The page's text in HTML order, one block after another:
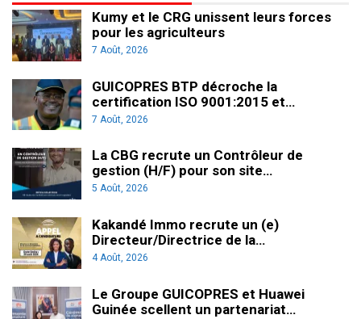
Kumy et le CRG unissent leurs forces
pour les agriculteurs
7 Août, 2026
GUICOPRES BTP décroche la
certification ISO 9001:2015 et…
7 Août, 2026
La CBG recrute un Contrôleur de
gestion (H/F) pour son site…
5 Août, 2026
Kakandé Immo recrute un (e)
Directeur/Directrice de la…
4 Août, 2026
Le Groupe GUICOPRES et Huawei
Guinée scellent un partenariat…